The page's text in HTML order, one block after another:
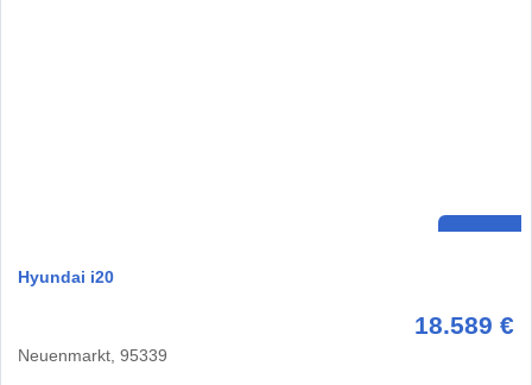
Hyundai i20
18.589 €
Neuenmarkt, 95339